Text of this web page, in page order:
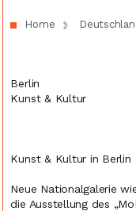
Home
Berlin
Kunst & Kultur
Kunst & Kultur in Berlin
Neue Nationalgalerie
die Ausstellung des